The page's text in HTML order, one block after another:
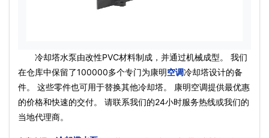
冷却塔水泵由改性PVC材料制成，并通过机械成型。 我们
在仓库中保留了100000多个专门为康明空调冷却塔设计的备
件。 这些零件也可用于替换其他冷却塔。 康明空调提供最优惠
的价格和快速的交付。 请联系我们的24小时服务热线或我们的
当地代理商。